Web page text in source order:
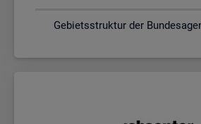
Gebietsstruktur der